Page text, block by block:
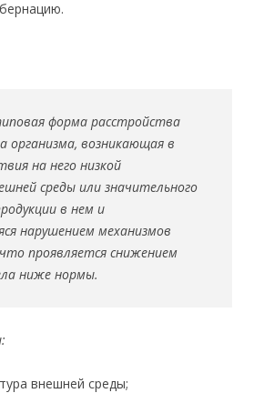
форма расстройства
организма, возникающая в
на него низкой
среды или значительного
в нем и
нарушением механизмов
проявляется снижением
ниже нормы.
внешней среды;